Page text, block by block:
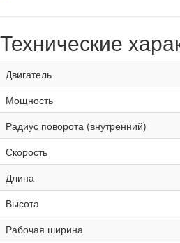
Технические
Двигатель
Мощность
Радиус поворота (внутренний)
Скорость
Длина
Высота
Рабочая ширина